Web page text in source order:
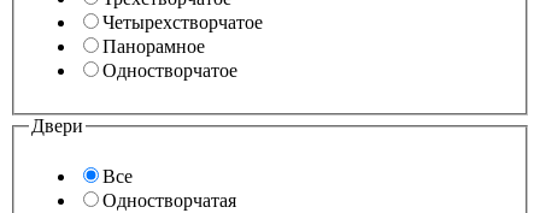
Четырехстворчатое
Панорамное
Одностворчатое
Двери
Все
Одностворчатая